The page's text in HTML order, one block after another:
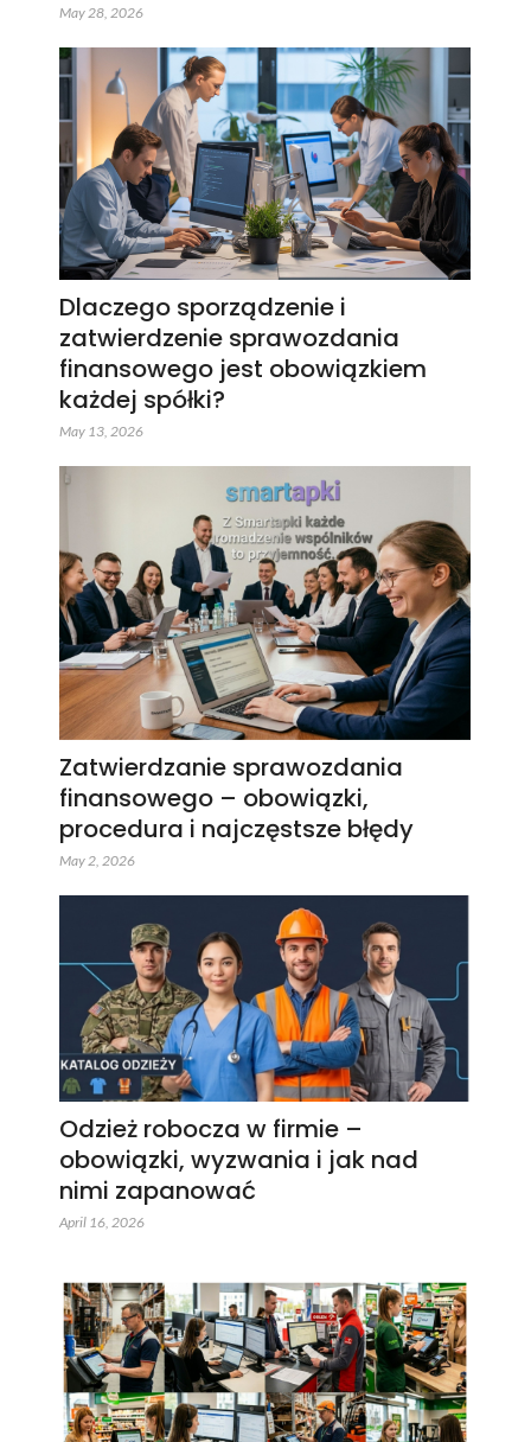
May 28, 2026
Dlaczego sporządzenie i
zatwierdzenie sprawozdania
finansowego jest obowiązkiem
każdej spółki?
May 13, 2026
Zatwierdzanie sprawozdania
finansowego – obowiązki,
procedura i najczęstsze błędy
May 2, 2026
Odzież robocza w firmie –
obowiązki, wyzwania i jak nad
nimi zapanować
April 16, 2026